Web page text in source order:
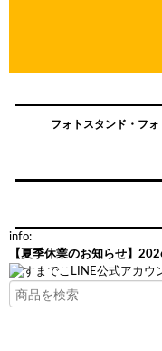
フォトスタンド・フォ
info:
【夏季休業のお知らせ】